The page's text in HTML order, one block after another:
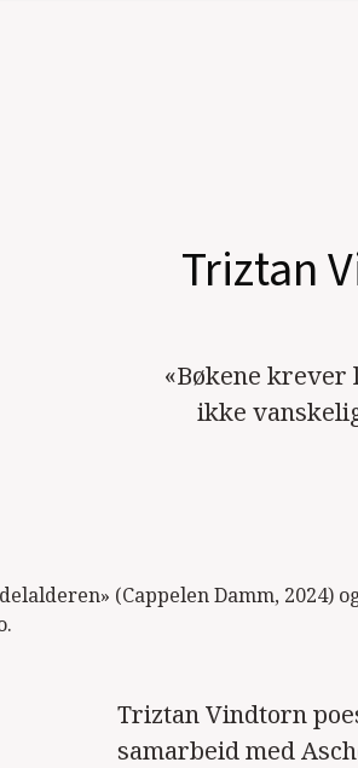
Triztan
«Bøkene
ikke
(Cappelen Damm, 2024)
Triztan Vindtorn
samarbeid med